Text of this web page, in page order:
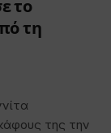
το
τη
της την